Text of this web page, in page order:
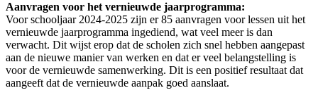
Aanvragen voor het vernieuwde jaarprogramma:
Voor schooljaar 2024-2025 zijn er 85 aanvragen voor lessen uit het
vernieuwde jaarprogramma ingediend, wat veel meer is dan
verwacht. Dit wijst erop dat de scholen zich snel hebben aangepast
aan de nieuwe manier van werken en dat er veel belangstelling is
voor de vernieuwde samenwerking. Dit is een positief resultaat dat
aangeeft dat de vernieuwde aanpak goed aanslaat.